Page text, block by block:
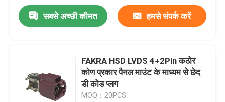
सबसे अच्छी कीमत हमसे संपर्क करें
FAKRA HSD LVDS 4+2Pin कठोर
कोण प्रकार पैनल माउंट के माध्यम से छेद
डी कोड प्लग
MOQ：20PCS